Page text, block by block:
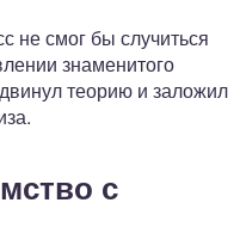
не смог бы случиться
знаменитого
теорию и заложил
с